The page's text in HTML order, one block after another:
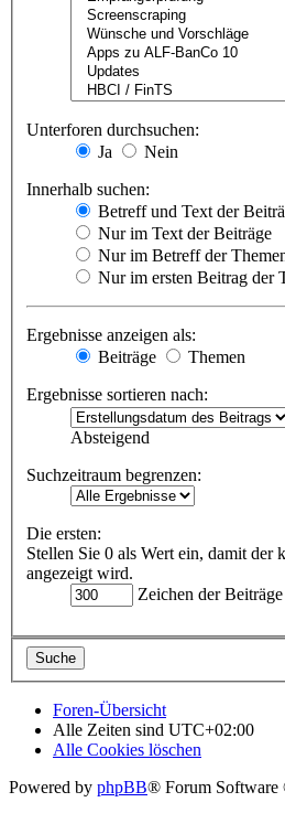
Unterforen durchsuchen:
Ja
Nein
Innerhalb suchen:
Betreff und Text der
Nur im Text der Beiträge
Nur im Betreff der
Nur im ersten Beitrag der
Ergebnisse anzeigen als:
Beiträge
Themen
Ergebnisse sortieren nach:
Absteigend
Suchzeitraum begrenzen:
Die ersten:
Stellen Sie 0 als Wert ein, damit der
angezeigt wird.
Zeichen der
Foren-Übersicht
Alle Zeiten sind UTC+02:00
Alle Cookies löschen
Powered by phpBB® Forum